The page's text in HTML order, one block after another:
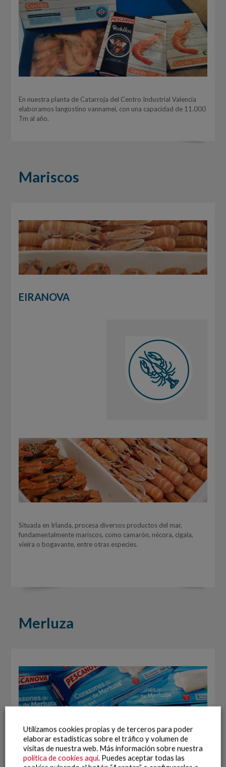
En nuestra planta de Catarroja del Centro Industrial Valencia
elaboramos langostino vannamei, con una capacidad de 11.000
Tm al año.
Mariscos
EIRANOVA
Situada en Irlanda, procesa diversos productos del mar,
fundamentalmente mariscos, como camarón, nécora, cigala,
vieira o bogavante, entre otras especies.
Merluza
NOVANAM
Utilizamos cookies propias y de terceros para poder
elaborar estadísticas sobre el tráfico y volumen de
visitas de nuestra web. Más información sobre nuestra
política de cookies aquí. Puedes aceptar todas las